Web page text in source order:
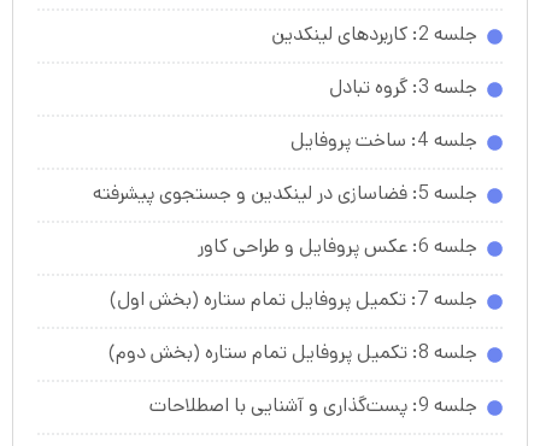
جلسه 2: کاربردهای لینکدین
جلسه 3: گروه تبادل
جلسه 4: ساخت پروفایل
جلسه 5: فضاسازی در لینکدین و جستجوی پیشرفته
جلسه 6: عکس پروفایل و طراحی کاور
جلسه 7: تکمیل پروفایل تمام ستاره (بخش اول)
جلسه 8: تکمیل پروفایل تمام ستاره (بخش دوم)
جلسه 9: پست‌گذاری و آشنایی با اصطلاحات